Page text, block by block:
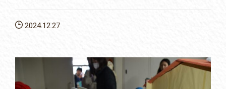
屏風山ご案内
2024.12.27